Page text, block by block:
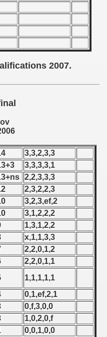
2007.
3,3,2,3,3
3,3,3,3,1
2,2,3,3,3
2,3,2,2,3
3,2,3,ef,2
3,1,2,2,2
1,3,1,2,2
x,1,1,3,3
2,2,0,1,2
2,2,0,1,1
1,1,1,1,1
0,1,ef,2,1
0,f,3,0,0
1,0,2,0,f
0,0,1,0,0